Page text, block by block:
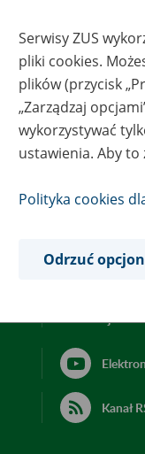
Kanał
Serwisy ZUS
pliki cookies.
plików (przycisk
„Zarządzaj
wykorzystywać
ustawienia. Aby to
Polityka cookies
Odrzuć